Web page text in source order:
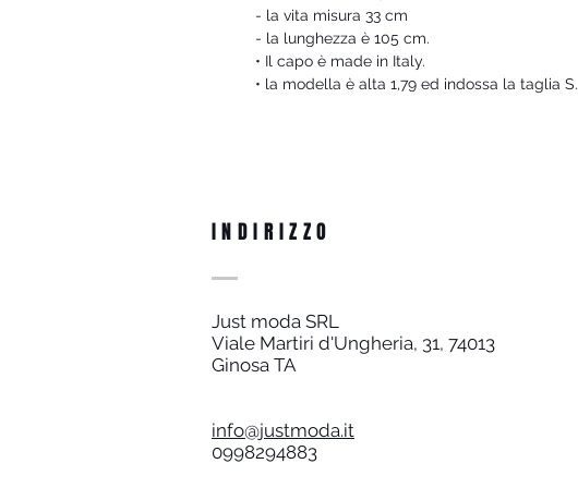
- la vita misura 33 cm
- la lunghezza è 105 cm.
• Il capo è made in Italy.
• la modella è alta 1,79 ed indossa la taglia S.
INDIRIZZO
Just moda SRL
Viale Martiri d'Ungheria, 31, 74013
Ginosa TA
info@justmoda.it
0998294883